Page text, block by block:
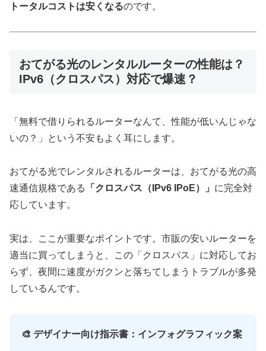
トータルコストは安くなるのです。
おてがる光のレンタルルーターの性能は？
IPv6（クロスパス）対応で爆速？
「無料で借りられるルーターなんて、性能が低いんじゃな
いの？」という不安もよく耳にします。
おてがる光でレンタルされるルーターは、おてがる光の高
速通信規格である
「クロスパス（IPv6 IPoE）」 に完全対
応しています。
実は、ここが重要なポイントです。市販の安いルーターを
適当に買ってしまうと、この「クロスパス」に対応してお
らず、夜間に速度がガクンと落ちてしまうトラブルが多発
しているんです。
🎨 デザイナー向け指示書：インフォグラフィック案